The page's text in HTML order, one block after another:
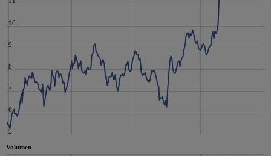
5
6
7
8
9
10
Volumen